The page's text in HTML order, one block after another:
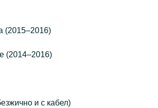
(2015–2016)
(2014–2016)
и с кабел)